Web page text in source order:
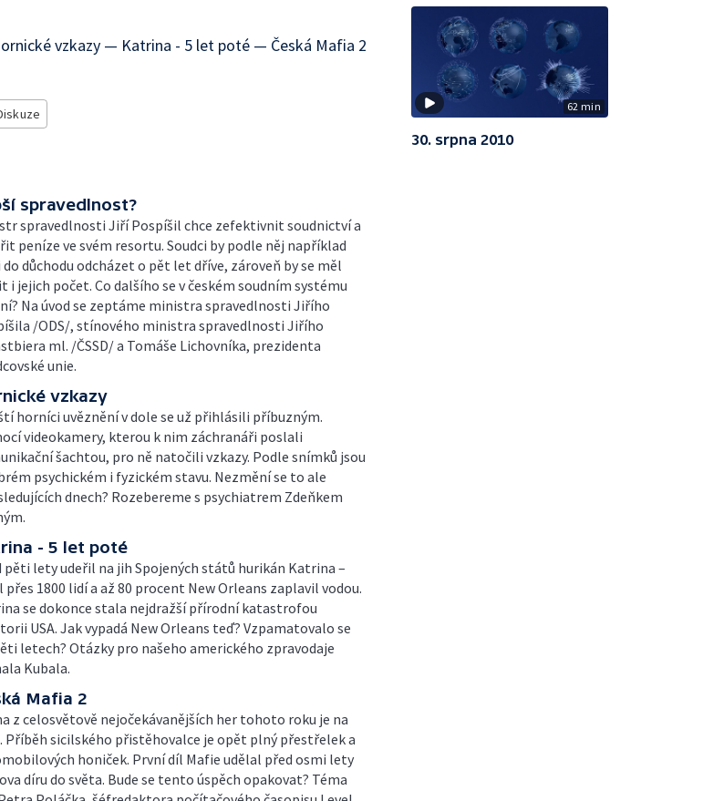
vzkazy — Katrina - 5 let poté — Česká Mafia 2
spravedlnost?
spravedlnosti Jiří Pospíšil chce zefektivnit soudnictví a
peníze ve svém resortu. Soudci by podle něj například
důchodu odcházet o pět let dříve, zároveň by se měl
i jejich počet. Co dalšího se v českém soudním systému
Na úvod se zeptáme ministra spravedlnosti Jiřího
/ODS/, stínového ministra spravedlnosti Jiřího
ml. /ČSSD/ a Tomáše Lichovníka, prezidenta
unie.
vzkazy
horníci uvěznění v dole se už přihlásili příbuzným.
videokamery, kterou k nim záchranáři poslali
šachtou, pro ně natočili vzkazy. Podle snímků jsou
psychickém i fyzickém stavu. Nezmění se to ale
dnech? Rozebereme s psychiatrem Zdeňkem
- 5 let poté
pěti lety udeřil na jih Spojených států hurikán Katrina –
přes 1800 lidí a až 80 procent New Orleans zaplavil vodou.
se dokonce stala nejdražší přírodní katastrofou
USA. Jak vypadá New Orleans teď? Vzpamatovalo se
letech? Otázky pro našeho amerického zpravodaje
Kubala.
Mafia 2
z celosvětově nejočekávanějších her tohoto roku je na
Příběh sicilského přistěhovalce je opět plný přestřelek a
honiček. První díl Mafie udělal před osmi lety
díru do světa. Bude se tento úspěch opakovat? Téma
62 min
30. srpna 2010